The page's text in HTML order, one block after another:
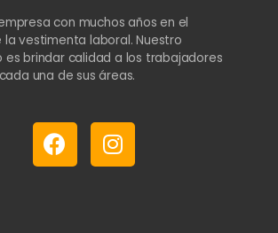
con muchos años en el
vestimenta laboral. Nuestro
es brindar calidad a los trabajadores
una de sus áreas.